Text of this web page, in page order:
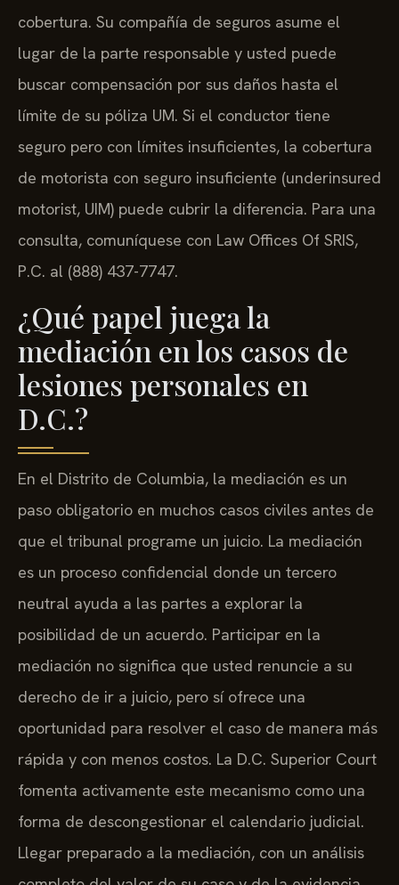
cobertura. Su compañía de seguros asume el
lugar de la parte responsable y usted puede
buscar compensación por sus daños hasta el
límite de su póliza UM. Si el conductor tiene
seguro pero con límites insuficientes, la cobertura
de motorista con seguro insuficiente (underinsured
motorist, UIM) puede cubrir la diferencia. Para una
consulta, comuníquese con Law Offices Of SRIS,
P.C. al (888) 437-7747.
¿Qué papel juega la
mediación en los casos de
lesiones personales en
D.C.?
En el Distrito de Columbia, la mediación es un
paso obligatorio en muchos casos civiles antes de
que el tribunal programe un juicio. La mediación
es un proceso confidencial donde un tercero
neutral ayuda a las partes a explorar la
posibilidad de un acuerdo. Participar en la
mediación no significa que usted renuncie a su
derecho de ir a juicio, pero sí ofrece una
oportunidad para resolver el caso de manera más
rápida y con menos costos. La D.C. Superior Court
fomenta activamente este mecanismo como una
forma de descongestionar el calendario judicial.
Llegar preparado a la mediación, con un análisis